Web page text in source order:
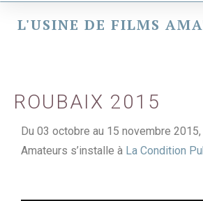
L'USINE DE FILMS
ROUBAIX 2015
Du 03 octobre au 15 novembre
Amateurs s’installe à La Condition